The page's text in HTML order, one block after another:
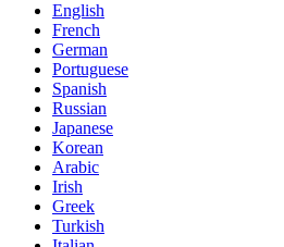
English
French
German
Portuguese
Spanish
Russian
Japanese
Korean
Arabic
Irish
Greek
Turkish